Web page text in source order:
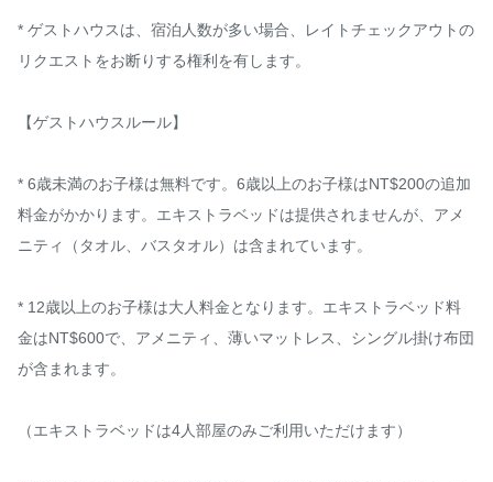
* ゲストハウスは、宿泊人数が多い場合、レイトチェックアウトの
リクエストをお断りする権利を有します。
【ゲストハウスルール】
* 6歳未満のお子様は無料です。6歳以上のお子様はNT$200の追加
料金がかかります。エキストラベッドは提供されませんが、アメ
ニティ（タオル、バスタオル）は含まれています。
* 12歳以上のお子様は大人料金となります。エキストラベッド料
金はNT$600で、アメニティ、薄いマットレス、シングル掛け布団
が含まれます。
（エキストラベッドは4人部屋のみご利用いただけます）